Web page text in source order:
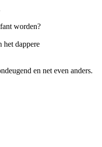
worden?
het dappere
en net even anders.